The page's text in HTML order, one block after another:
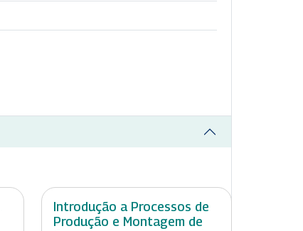
Introdução a Processos de
Produção e Montagem de